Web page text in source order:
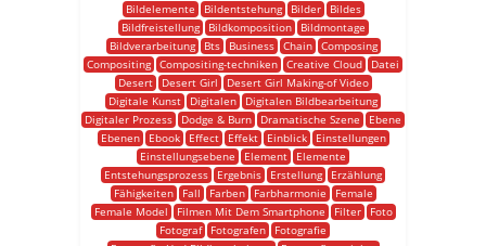
Bildelemente
Bildentstehung Bilder
Bildes
Bildfreistellung
Bildkomposition
Bildmontage
Bildverarbeitung
Bts Business Chain
Composing
Compositing Compositing-techniken Creative Cloud
Datei
Desert
Desert Girl
Desert Girl Making-of Video
Digitale Kunst
Digitalen
Digitalen Bildbearbeitung
Digitaler Prozess
Dodge & Burn Dramatische Szene
Ebene
Ebenen
Ebook Effect Effekt Einblick
Einstellungen
Einstellungsebene
Element
Elemente
Entstehungsprozess
Ergebnis Erstellung
Erzählung
Fähigkeiten
Fall Farben Farbharmonie
Female
Female Model
Filmen Mit Dem Smartphone Filter
Foto
Fotograf
Fotografen
Fotografie